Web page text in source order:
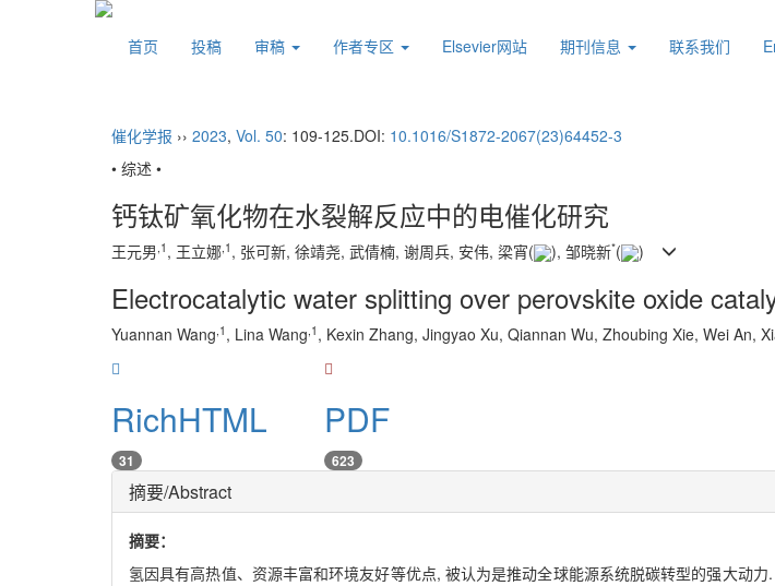
首页 投稿 审稿 作者专区 Elsevier网站 期刊信息 联系我们
催化学报 ›› 2023, Vol. 50: 109-125.DOI: 10.1016/S1872-2067(23)64452-3
• 综述 •
钙钛矿氧化物在水裂解反应中的电催化研究
王元男 1 , 王立娜 1 , 张可新, 徐靖尧, 武倩楠, 谢周兵, 安伟, 梁宵( ), 邹晓新*( )
Electrocatalytic water splitting over perovskite oxide
Yuannan Wang,1 , Lina Wang,1 , Kexin Zhang, Jingyao Xu, Qiannan Wu, Zhoubing Xie, Wei An,
RichHTML
31
PDF
623
摘要/Abstract
摘要：
氢因具有高热值、资源丰富和环境友好等优点, 被认为是推动全球能源系统脱碳转型的强大动